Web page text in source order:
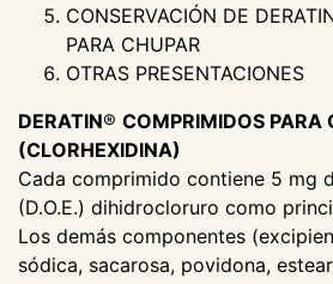
CONSERVACIÓN DE
PARA CHUPAR
OTRAS PRESENTACIONES
DERATIN® COMPRIMIDOS PARA
(CLORHEXIDINA)
Cada comprimido contiene 5 mg
(D.O.E.) dihidrocloruro como
Los demás componentes
sódica, sacarosa, povidona,